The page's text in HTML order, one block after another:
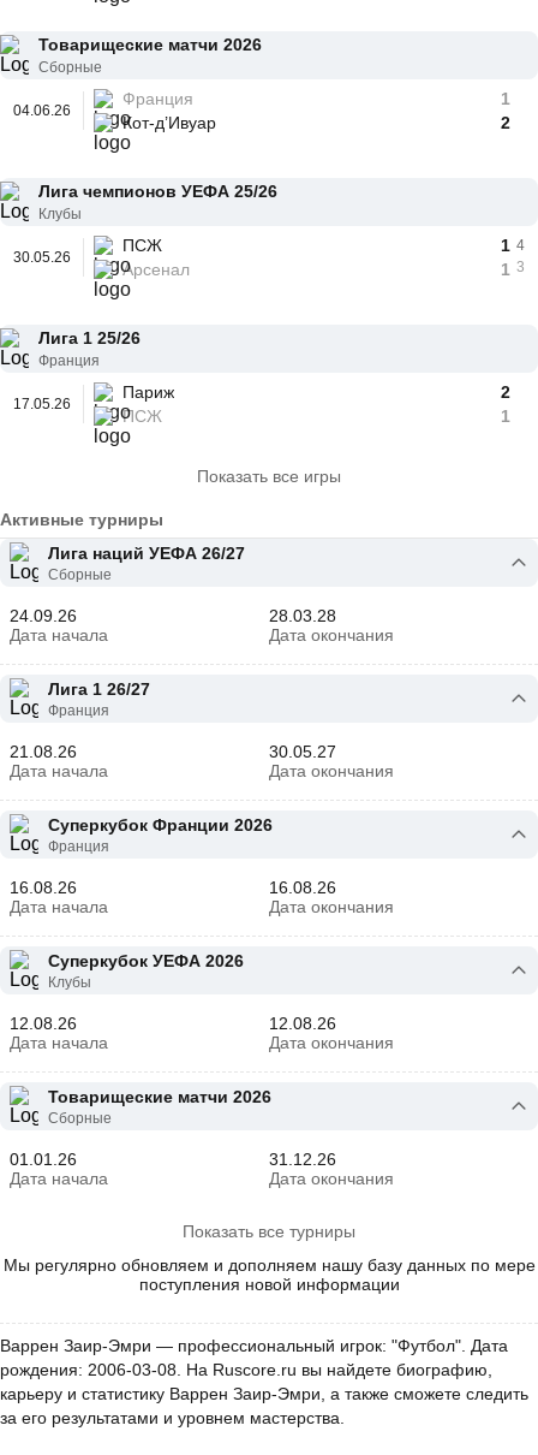
Товарищеские матчи 2026
Сборные
04.06.26
Франция
Кот-д’Ивуар
1
2
Лига чемпионов УЕФА 25/26
Клубы
30.05.26
ПСЖ
Арсенал
1
1
4
3
Лига 1 25/26
Франция
17.05.26
Париж
ПСЖ
2
1
Показать все игры
Активные турниры
Лига наций УЕФА 26/27
Сборные
24.09.26
Дата начала
28.03.28
Дата окончания
Лига 1 26/27
Франция
21.08.26
Дата начала
30.05.27
Дата окончания
Суперкубок Франции 2026
Франция
16.08.26
Дата начала
16.08.26
Дата окончания
Суперкубок УЕФА 2026
Клубы
12.08.26
Дата начала
12.08.26
Дата окончания
Товарищеские матчи 2026
Сборные
01.01.26
Дата начала
31.12.26
Дата окончания
Показать все турниры
Мы регулярно обновляем и дополняем нашу базу данных по мере
поступления новой информации
Варрен Заир-Эмри — профессиональный игрок: "Футбол". Дата
рождения: 2006-03-08. На Ruscore.ru вы найдете биографию,
карьеру и статистику Варрен Заир-Эмри, а также сможете следить
за его результатами и уровнем мастерства.